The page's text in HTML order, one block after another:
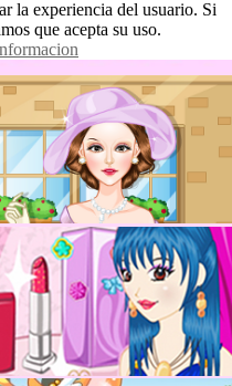
la experiencia del usuario. Si
que acepta su uso.